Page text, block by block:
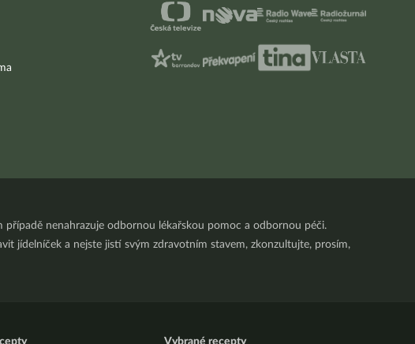
nenahrazuje odbornou lékařskou pomoc a odbornou péči.
jídelníček a nejste jistí svým zdravotním stavem, zkonzultujte, prosím,
Vybrané recepty